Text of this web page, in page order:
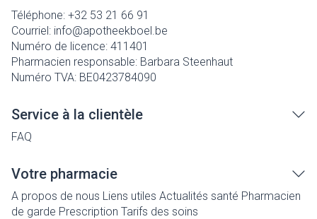
Téléphone: +32 53 21 66 91
Courriel: info@apotheekboel.be
Numéro de licence: 411401
Pharmacien responsable: Barbara Steenhaut
Numéro TVA: BE0423784090
Service à la clientèle
FAQ
Votre pharmacie
A propos de nous Liens utiles Actualités santé Pharmacien
de garde Prescription Tarifs des soins